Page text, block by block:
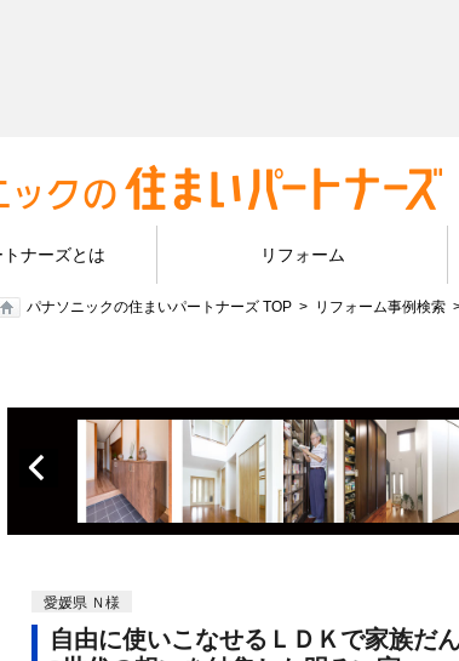
ナーズとは リフォーム
パナソニックの住まいパートナーズ TOP リフォーム事例検索
愛媛県 Ｎ様
自由に使いこなせるＬＤＫで家族だん